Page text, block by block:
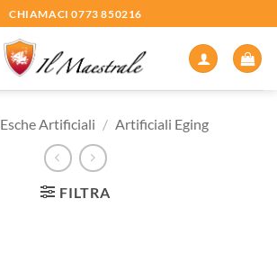
CHIAMACI 0773 850216
Esche Artificiali / Artificiali Eging
FILTRA